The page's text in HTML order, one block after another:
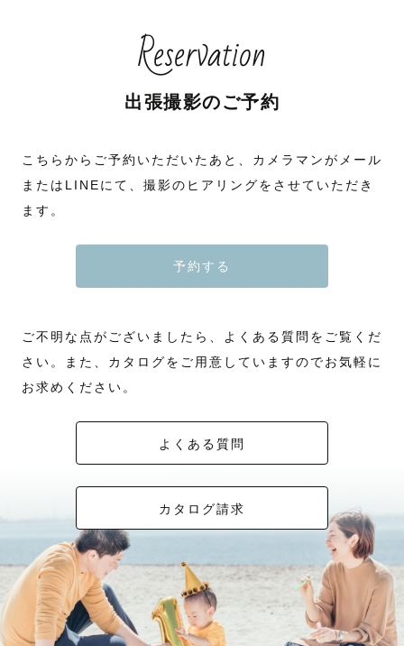
Reservation
出張撮影のご予約
こちらからご予約いただいたあと、カメラマンがメール
またはLINEにて、撮影のヒアリングをさせていただき
ます。
予約する
ご不明な点がございましたら、よくある質問をご覧くだ
さい。また、カタログをご用意していますのでお気軽に
お求めください。
よくある質問
カタログ請求